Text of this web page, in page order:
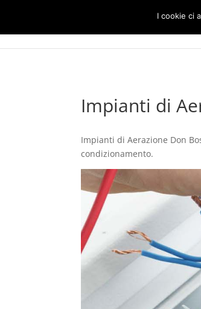
Impianti di
Impianti di Aerazione Don
condizionamento.
I cookie ci